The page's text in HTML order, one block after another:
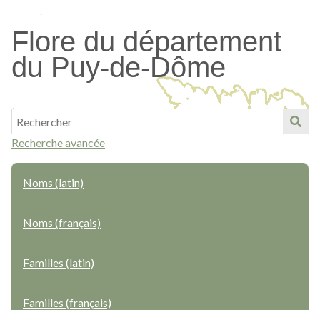
contenu
principal
Flore du département
du Puy-de-Dôme
Recherche avancée
Noms (latin)
Noms (français)
Familles (latin)
Familles (français)